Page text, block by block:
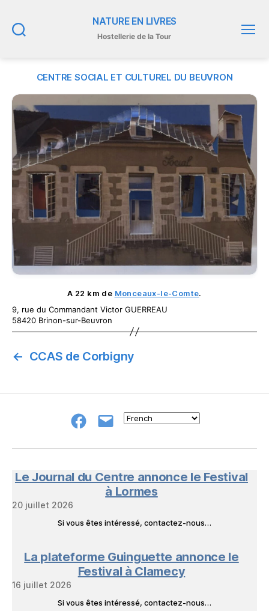
NATURE EN LIVRES
Hostellerie de la Tour
CENTRE SOCIAL ET CULTUREL DU BEUVRON
A 22 km de Monceaux-le-Comte.
9, rue du Commandant Victor GUERREAU
58420 Brinon-sur-Beuvron
← CCAS de Corbigny
Groupe
NeL
E-
à
Livres
Le Journal du Centre annonce le Festival
à Lormes
20 juillet 2026
Si vous êtes intéressé, contactez-nous…
La plateforme Guinguette annonce le
Festival à Clamecy
16 juillet 2026
Si vous êtes intéressé, contactez-nous…